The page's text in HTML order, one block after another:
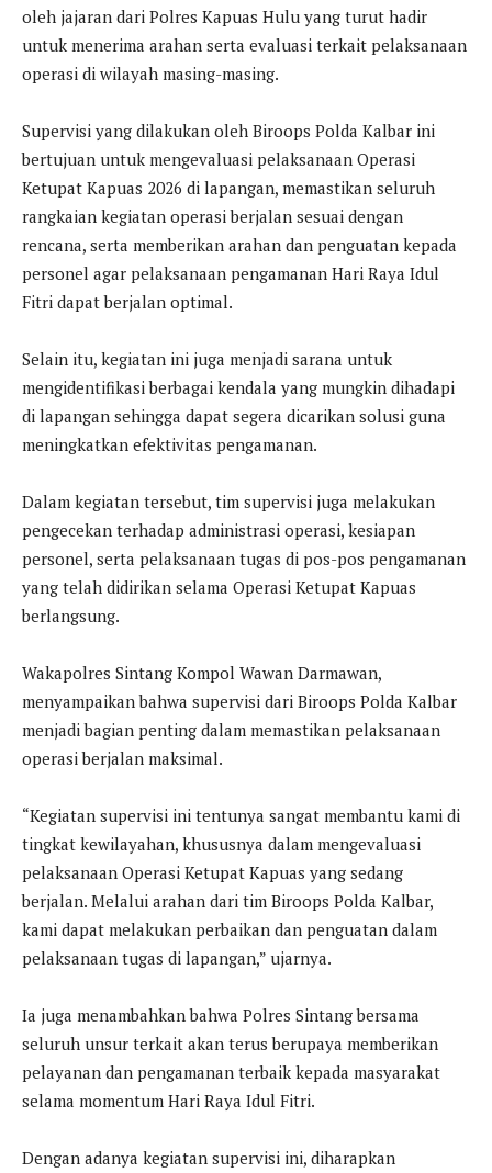
oleh jajaran dari Polres Kapuas Hulu yang turut hadir
untuk menerima arahan serta evaluasi terkait pelaksanaan
operasi di wilayah masing-masing.
Supervisi yang dilakukan oleh Biroops Polda Kalbar ini
bertujuan untuk mengevaluasi pelaksanaan Operasi
Ketupat Kapuas 2026 di lapangan, memastikan seluruh
rangkaian kegiatan operasi berjalan sesuai dengan
rencana, serta memberikan arahan dan penguatan kepada
personel agar pelaksanaan pengamanan Hari Raya Idul
Fitri dapat berjalan optimal.
Selain itu, kegiatan ini juga menjadi sarana untuk
mengidentifikasi berbagai kendala yang mungkin dihadapi
di lapangan sehingga dapat segera dicarikan solusi guna
meningkatkan efektivitas pengamanan.
Dalam kegiatan tersebut, tim supervisi juga melakukan
pengecekan terhadap administrasi operasi, kesiapan
personel, serta pelaksanaan tugas di pos-pos pengamanan
yang telah didirikan selama Operasi Ketupat Kapuas
berlangsung.
Wakapolres Sintang Kompol Wawan Darmawan,
menyampaikan bahwa supervisi dari Biroops Polda Kalbar
menjadi bagian penting dalam memastikan pelaksanaan
operasi berjalan maksimal.
“Kegiatan supervisi ini tentunya sangat membantu kami di
tingkat kewilayahan, khususnya dalam mengevaluasi
pelaksanaan Operasi Ketupat Kapuas yang sedang
berjalan. Melalui arahan dari tim Biroops Polda Kalbar,
kami dapat melakukan perbaikan dan penguatan dalam
pelaksanaan tugas di lapangan,” ujarnya.
Ia juga menambahkan bahwa Polres Sintang bersama
seluruh unsur terkait akan terus berupaya memberikan
pelayanan dan pengamanan terbaik kepada masyarakat
selama momentum Hari Raya Idul Fitri.
Dengan adanya kegiatan supervisi ini, diharapkan